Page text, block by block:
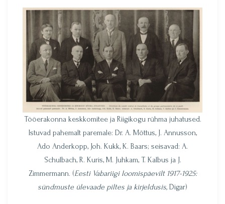
Tööerakonna keskkomitee ja Riigikogu rühma juhatused.
Istuvad pahemalt paremale: Dr. A. Mõttus, J. Annusson,
Ado Anderkopp, Joh. Kukk, K. Baars; seisavad: A.
Schulbach, R. Kuris, M. Juhkam, T. Kalbus ja J.
Zimmermann. (Eesti Vabariigi loomispäevilt 1917-1925:
sündmuste ülevaade piltes ja kirjeldusis, Digar)